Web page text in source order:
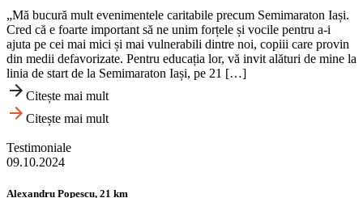
„Mă bucură mult evenimentele caritabile precum Semimaraton Iași.
Cred că e foarte important să ne unim forțele și vocile pentru a-i
ajuta pe cei mai mici și mai vulnerabili dintre noi, copiii care provin
din medii defavorizate. Pentru educația lor, vă invit alături de mine la
linia de start de la Semimaraton Iași, pe 21 […]
Citește mai mult
Citește mai mult
Testimoniale
09.10.2024
Alexandru Popescu, 21 km